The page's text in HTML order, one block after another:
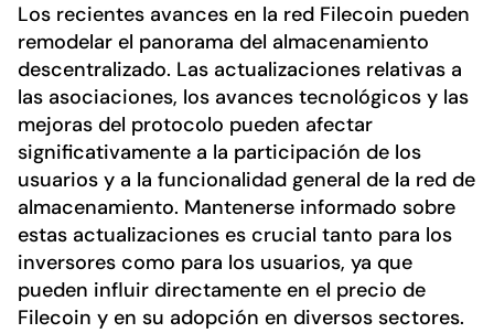
Los recientes avances en la red Filecoin pueden
remodelar el panorama del almacenamiento
descentralizado. Las actualizaciones relativas a
las asociaciones, los avances tecnológicos y las
mejoras del protocolo pueden afectar
significativamente a la participación de los
usuarios y a la funcionalidad general de la red de
almacenamiento. Mantenerse informado sobre
estas actualizaciones es crucial tanto para los
inversores como para los usuarios, ya que
pueden influir directamente en el precio de
Filecoin y en su adopción en diversos sectores.